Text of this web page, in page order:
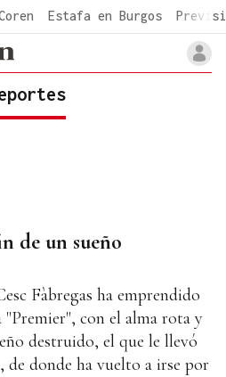
Estafa en Burgos
de un sueño
Fàbregas ha emprendido
con el alma rota y
destruido, el que le llevó
de donde ha vuelto a irse por